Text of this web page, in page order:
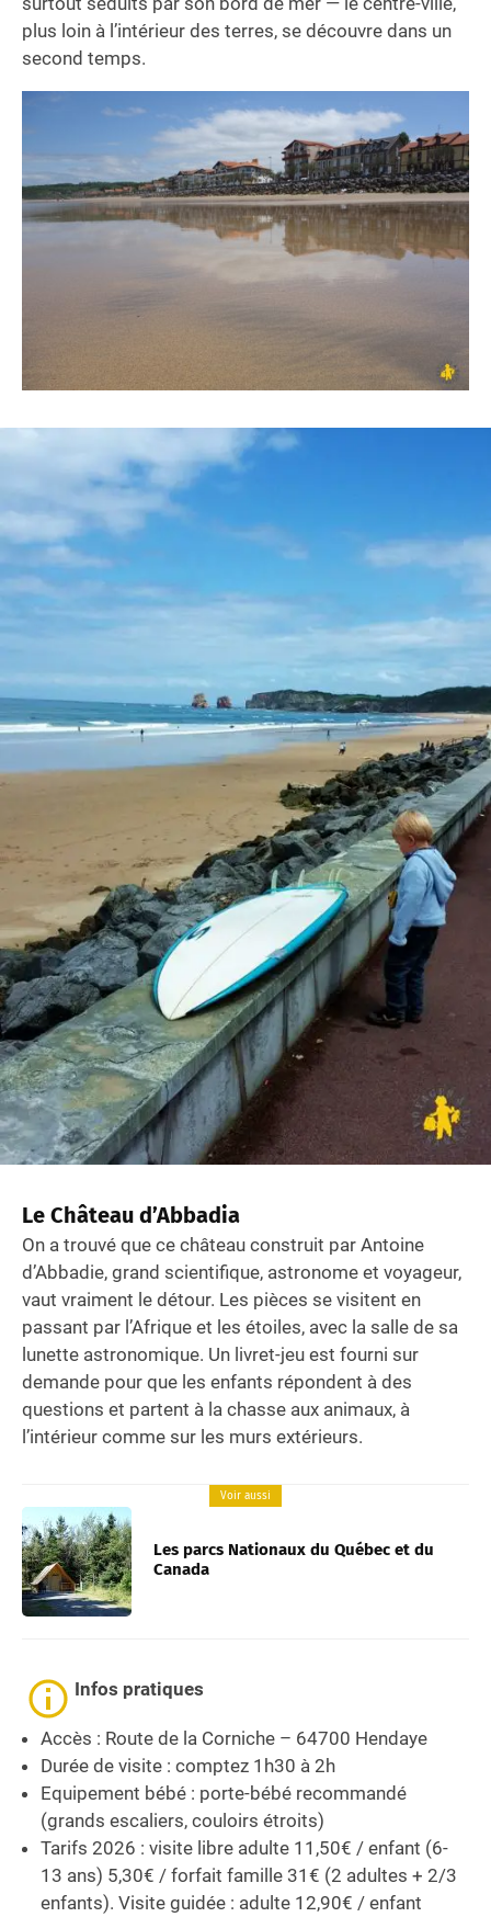
plus loin à l’intérieur des terres, se découvre dans un
second temps.
Le Château d’Abbadia
On a trouvé que ce château construit par Antoine
d’Abbadie, grand scientifique, astronome et voyageur,
vaut vraiment le détour. Les pièces se visitent en
passant par l’Afrique et les étoiles, avec la salle de sa
lunette astronomique. Un livret-jeu est fourni sur
demande pour que les enfants répondent à des
questions et partent à la chasse aux animaux, à
l’intérieur comme sur les murs extérieurs.
Voir aussi
Les parcs Nationaux du Québec et du
Canada
Infos pratiques
Accès : Route de la Corniche – 64700 Hendaye
Durée de visite : comptez 1h30 à 2h
Equipement bébé : porte-bébé recommandé
(grands escaliers, couloirs étroits)
Tarifs 2026 : visite libre adulte 11,50€ / enfant (6-
13 ans) 5,30€ / forfait famille 31€ (2 adultes + 2/3
enfants). Visite guidée : adulte 12,90€ / enfant